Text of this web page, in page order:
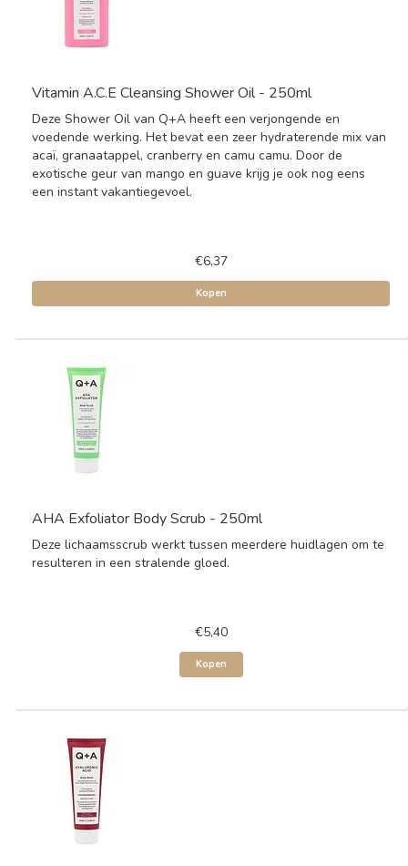
Vitamin A.C.E Cleansing Shower Oil - 250ml
Deze Shower Oil van Q+A heeft een verjongende en
voedende werking. Het bevat een zeer hydraterende mix van
acaï, granaatappel, cranberry en camu camu. Door de
exotische geur van mango en guave krijg je ook nog eens
een instant vakantiegevoel.
€6,37
Kopen
AHA Exfoliator Body Scrub - 250ml
Deze lichaamsscrub werkt tussen meerdere huidlagen om te
resulteren in een stralende gloed.
€5,40
Kopen